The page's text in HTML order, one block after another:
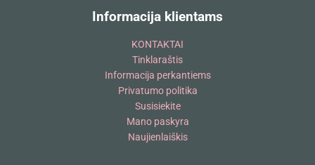
Informacija klientams
KONTAKTAI
Tinklaraštis
Informacija perkantiems
Privatumo politika
Susisiekite
Mano paskyra
Naujienlaiškis